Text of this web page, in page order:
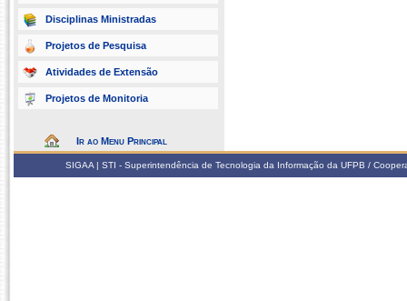
Disciplinas Ministradas
Projetos de Pesquisa
Atividades de Extensão
Projetos de Monitoria
Ir ao Menu Principal
SIGAA | STI - Superintendência de Tecnologia da Informação da UFPB /